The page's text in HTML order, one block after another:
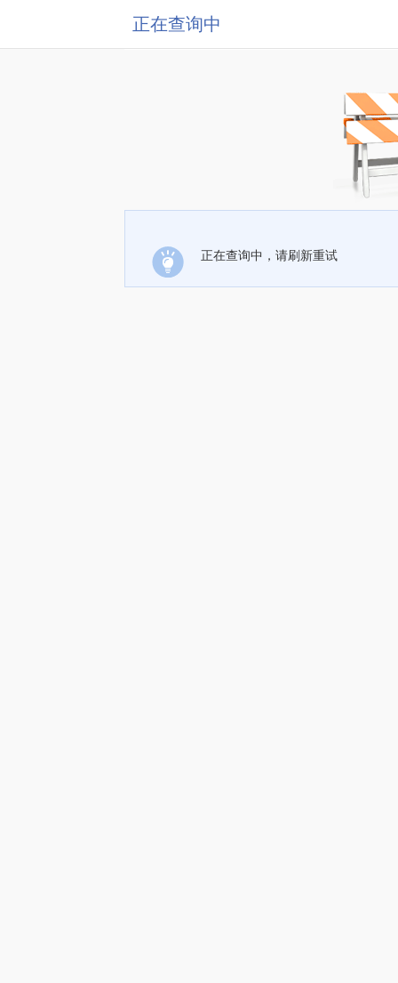
正在查询中
正在查询中，请刷新重试